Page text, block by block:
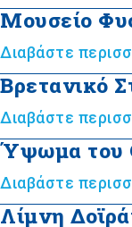
Μουσείο
Διαβάστε
Βρετανικό
Διαβάστε
Ύψωμα του
Διαβάστε
Λίμνη